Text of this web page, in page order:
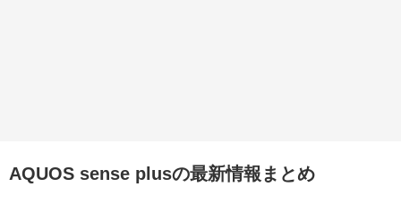
AQUOS sense plusの最新情報まとめ